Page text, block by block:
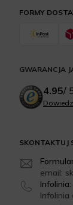
SKONTAKTUJ
email:
Infolinia
FORMY
GWARANCJA
4.95/